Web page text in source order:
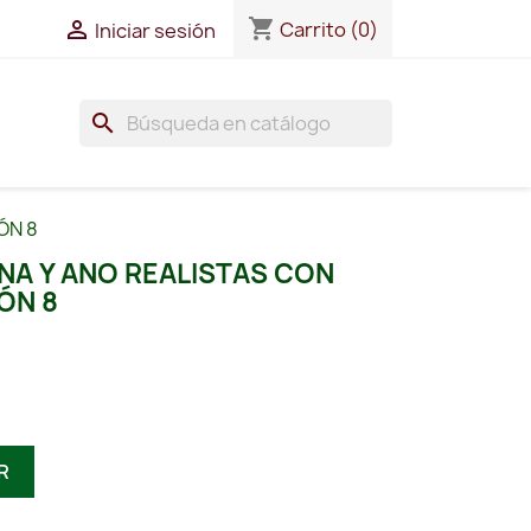
 Iniciar sesión shopping_cart Carrito (0)
search
8
Y ANO REALISTAS CON
8